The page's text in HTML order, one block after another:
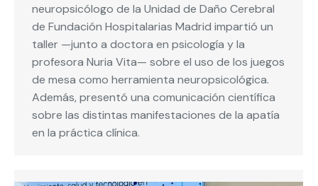
neuropsicólogo de la Unidad de Daño Cerebral
de Fundación Hospitalarias Madrid impartió un
taller —junto a doctora en psicología y la
profesora Nuria Vita— sobre el uso de los juegos
de mesa como herramienta neuropsicológica.
Además, presentó una comunicación científica
sobre las distintas manifestaciones de la apatía
en la práctica clínica.